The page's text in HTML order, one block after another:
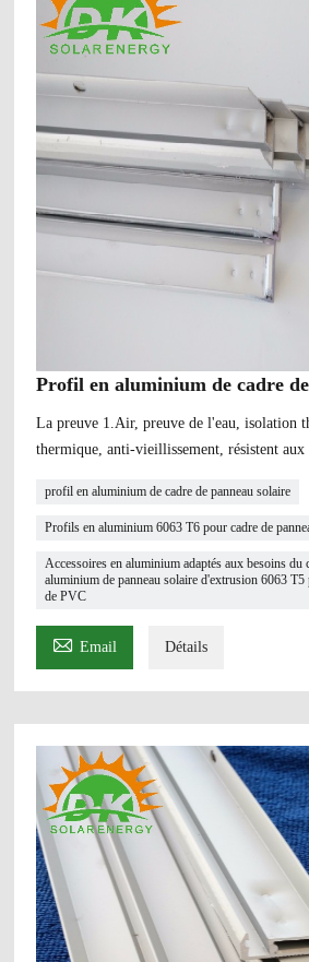
Profil en aluminium de cadre
La preuve 1.Air, preuve de l'eau, isolation
thermique, anti-vieillissement, résistent
profil en aluminium de cadre de panneau solaire
Profils en aluminium 6063 T6 pour cadre de
Accessoires en aluminium adaptés aux besoins du
aluminium de panneau solaire d'extrusion 6063
de PVC
 Email Détails